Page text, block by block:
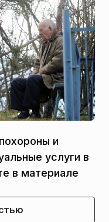
и
услуги в
в материале